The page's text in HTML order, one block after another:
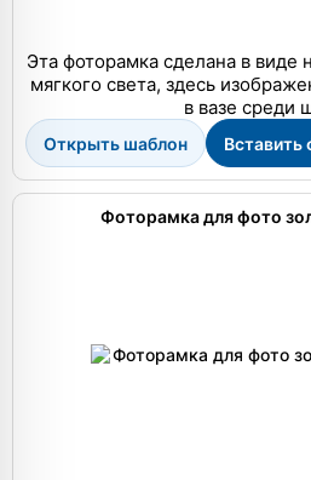
Эта фоторамка сделана в виде
мягкого света, здесь
в вазе среди
Открыть шаблон Вставить
Фоторамка для фото